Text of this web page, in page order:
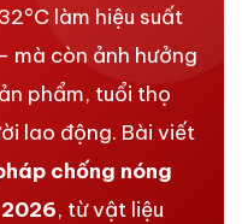
làm hiệu suất
mà còn ảnh hưởng
phẩm, tuổi thọ
lao động. Bài viết
chống nóng
, từ vật liệu